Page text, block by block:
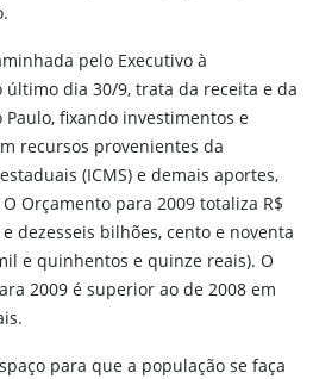
pelo Executivo à
último dia 30/9, trata da receita e da
Paulo, fixando investimentos e
recursos provenientes da
(ICMS) e demais aportes,
Orçamento para 2009 totaliza R$
dezesseis bilhões, cento e noventa
e quinhentos e quinze reais). O
2009 é superior ao de 2008 em
para que a população se faça